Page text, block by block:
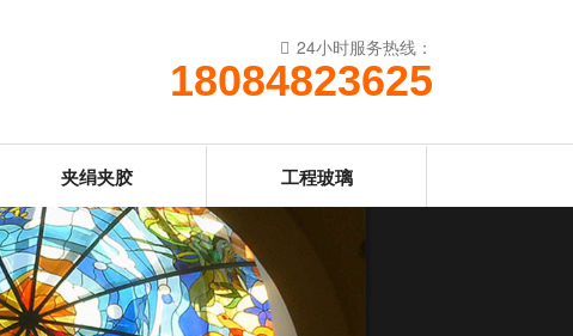
24小时服务热线：
18084823625
夹绢夹胶 工程玻璃